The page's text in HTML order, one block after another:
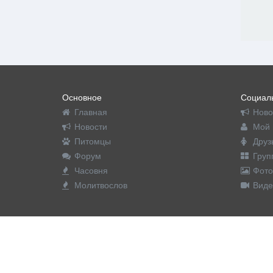
Основное
Главная
Новости
Питомцы
Форум
Часовня
Молитвослов
Мой
Фото